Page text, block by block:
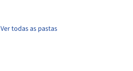
Ver todas as pastas